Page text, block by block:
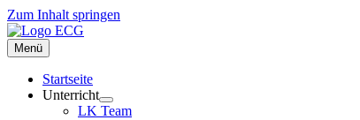
Zum Inhalt springen
Menü
Startseite
Unterricht
LK Team